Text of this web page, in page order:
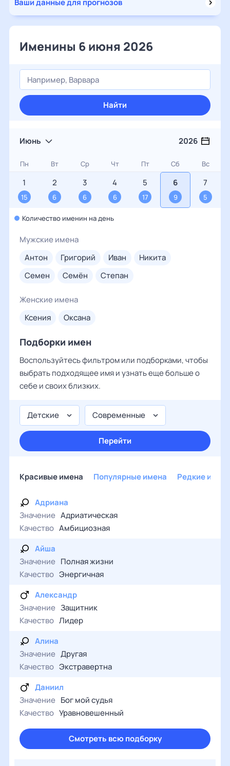
Ваши данные для прогнозов
Именины 6 июня 2026
Найти
Июнь 2026
Пн Вт Ср Чт Пт Сб Вс
1
15
2
6
3
6
4
6
5
17
6
9
7
5
Количество именин на день
Мужские имена
антон
григорий иван
никита
семен
семён степан
Женские имена
ксения
оксана
Подборки имен
Воспользуйтесь фильтром или подборками, чтобы
выбрать подходящее имя и узнать еще больше о
себе и своих близких.
Детские Современные
Перейти
Красивые имена Популярные имена Редкие
Адриана
Значение Адриатическая
Качество Амбициозная
Айша
Значение Полная жизни
Качество Энергичная
Александр
Значение Защитник
Качество Лидер
Алина
Значение Другая
Качество Экстравертна
Даниил
Значение Бог мой судья
Качество Уравновешенный
Смотреть всю подборку